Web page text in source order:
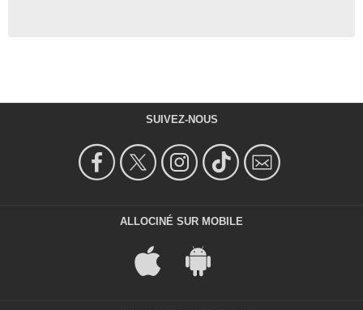
SUIVEZ-NOUS
ALLOCINÉ SUR MOBILE